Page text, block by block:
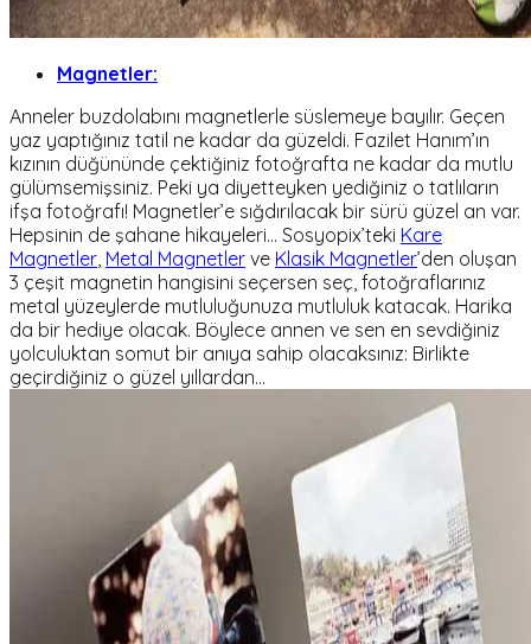
Magnetler:
Anneler buzdolabını magnetlerle süslemeye bayılır. Geçen
yaz yaptığınız tatil ne kadar da güzeldi. Fazilet Hanım’ın
kızının düğününde çektiğiniz fotoğrafta ne kadar da mutlu
gülümsemişsiniz. Peki ya diyetteyken yediğiniz o tatlıların
ifşa fotoğrafı! Magnetler’e sığdırılacak bir sürü güzel an var.
Hepsinin de şahane hikayeleri... Sosyopix’teki Kare
Magnetler Metal Magnetler ve Klasik Magnetler’den oluşan
3 çeşit magnetin hangisini seçersen seç, fotoğraflarınız
metal yüzeylerde mutluluğunuza mutluluk katacak. Harika
da bir hediye olacak. Böylece annen ve sen en sevdiğiniz
yolculuktan somut bir anıya sahip olacaksınız: Birlikte
geçirdiğiniz o güzel yıllardan…